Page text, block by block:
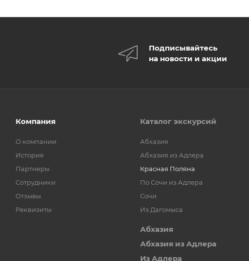
Подписывайтесь
на новости и акции
Компания
О компании
История
Партнеры
Сотрудники
Отзывы
Реквизиты
Каталог экскурсий
Абхазия
Абхазия из Адлера
Красная Поляна
По Сочи из Адлера
Сочи
Из Дагомыса
Абхазия
Абхазия из Адлера
Из Адлера